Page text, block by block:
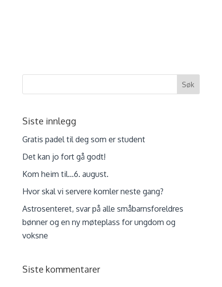
Siste innlegg
Gratis padel til deg som er student
Det kan jo fort gå godt!
Kom heim til…6. august.
Hvor skal vi servere komler neste gang?
Astrosenteret, svar på alle småbarnsforeldres
bønner og en ny møteplass for ungdom og
voksne
Siste kommentarer